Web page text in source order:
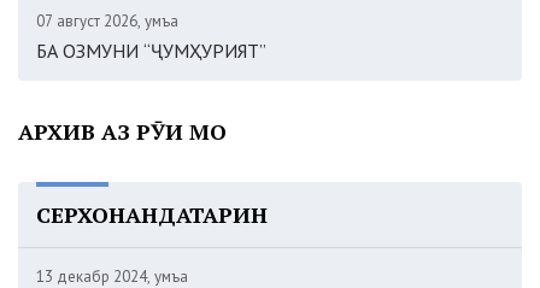
07 август 2026, Ҷумъа
БА ОЗМУНИ “ҶУМҲУРИЯТ”
АРХИВ АЗ РӮИ МОҲ
СЕРХОНАНДАТАРИН
13 декабр 2024, Ҷумъа